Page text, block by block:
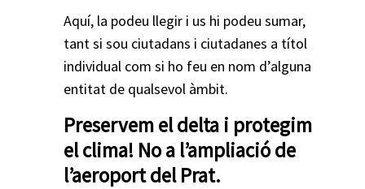
Aquí, la podeu llegir i us hi podeu sumar,
tant si sou ciutadans i ciutadanes a títol
individual com si ho feu en nom d’alguna
entitat de qualsevol àmbit.
Preservem el delta i protegim
el clima! No a l’ampliació de
l’aeroport del Prat.